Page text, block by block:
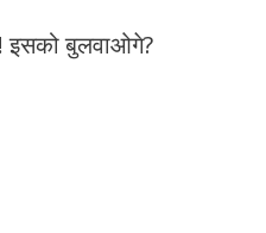
इसको बुलवाओगे?